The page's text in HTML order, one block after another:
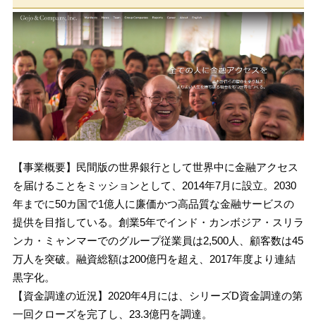
【事業概要】民間版の世界銀行として世界中に金融アクセス
を届けることをミッションとして、2014年7月に設立。2030
年までに50カ国で1億人に廉価かつ高品質な金融サービスの
提供を目指している。創業5年でインド・カンボジア・スリラ
ンカ・ミャンマーでのグループ従業員は2,500人、顧客数は45
万人を突破。融資総額は200億円を超え、2017年度より連結
黒字化。
【資金調達の近況】2020年4月には、シリーズD資金調達の第
一回クローズを完了し、23.3億円を調達。